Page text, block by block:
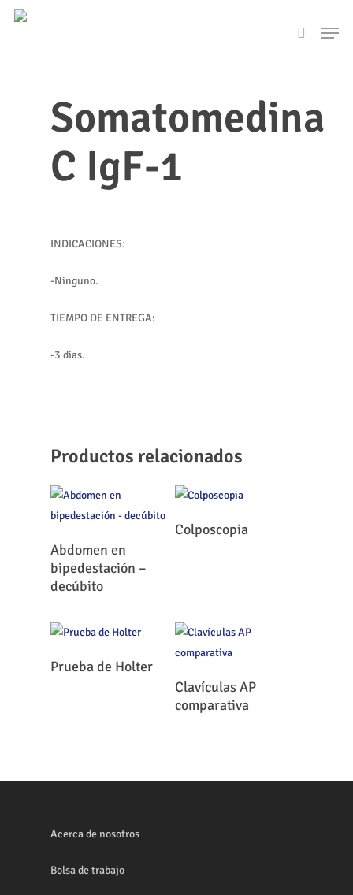
Skip
search
Somatomedina
C IgF-1
INDICACIONES:
-Ninguno.
TIEMPO DE ENTREGA:
-3 días.
Productos relacionados
Abdomen en
bipedestación –
decúbito
Leer Más
Colposcopia
Leer Más
Prueba de Holter
Leer Más
Clavículas AP
comparativa
Acerca de nosotros
Bolsa de trabajo